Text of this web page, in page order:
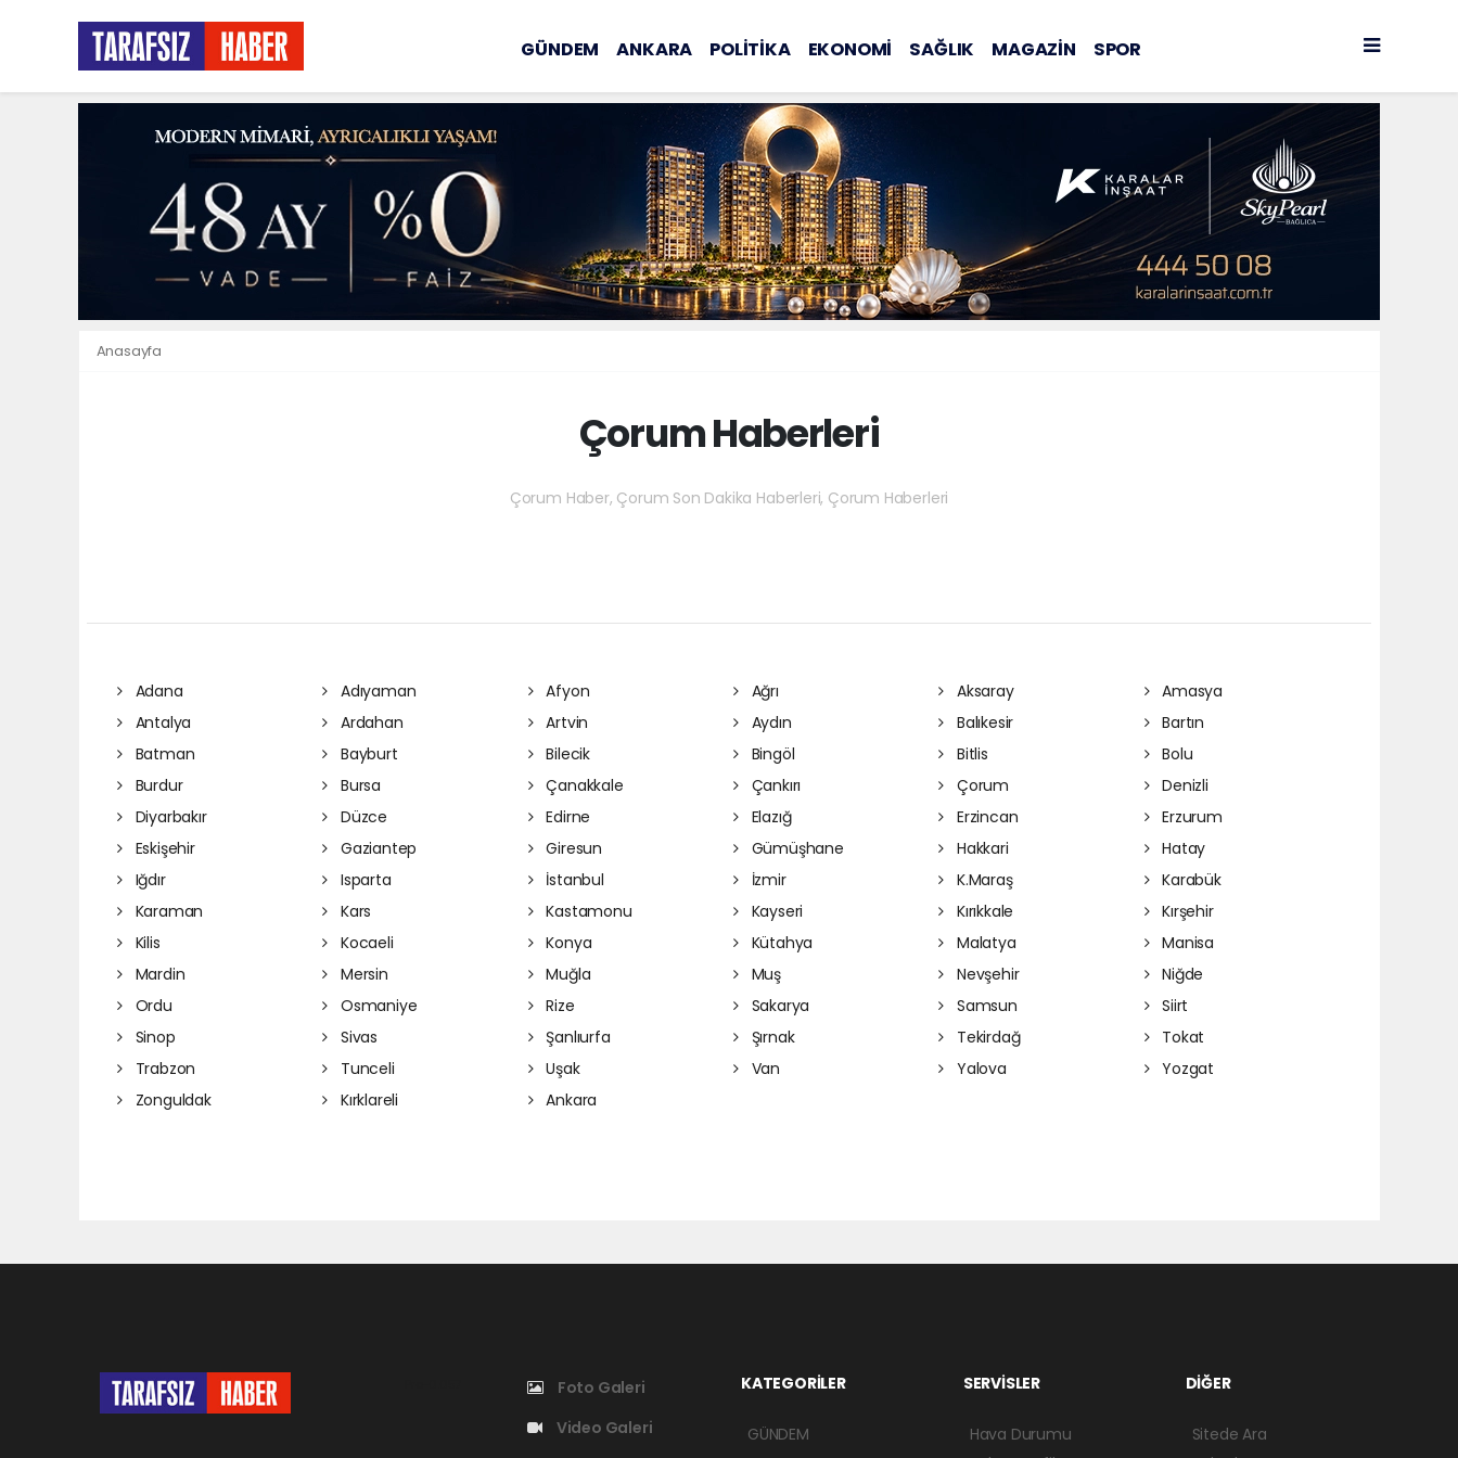
GÜNDEM ANKARA POLİTİKA EKONOMİ SAĞLIK MAGAZİN SPOR
Anasayfa
Çorum Haberleri
Çorum Haber, Çorum Son Dakika Haberleri, Çorum Haberleri
Adana Adıyaman Afyon Ağrı Aksaray
Amasya
Antalya
Ardahan Artvin Aydın Balıkesir
Bartın
Batman
Bayburt Bilecik Bingöl Bitlis
Bolu
Burdur
Bursa Çanakkale Çankırı Çorum
Denizli
Diyarbakır
Düzce Edirne Elazığ Erzincan
Erzurum
Eskişehir
Gaziantep Giresun Gümüşhane Hakkari
Hatay
Iğdır
Isparta İstanbul İzmir K.Maraş
Karabük
Karaman
Kars Kastamonu Kayseri Kırıkkale
Kırşehir
Kilis
Kocaeli Konya Kütahya Malatya
Manisa
Mardin
Mersin Muğla Muş Nevşehir
Niğde
Ordu
Osmaniye Rize Sakarya Samsun
Siirt
Sinop
Sivas Şanlıurfa Şırnak Tekirdağ
Tokat
Trabzon
Tunceli Uşak Van Yalova
Yozgat
Zonguldak
Kırklareli Ankara
Foto Galeri
Video Galeri
KATEGORİLER
GÜNDEM
SERVİSLER
Hava Durumu
DİĞER
Sitede Ara